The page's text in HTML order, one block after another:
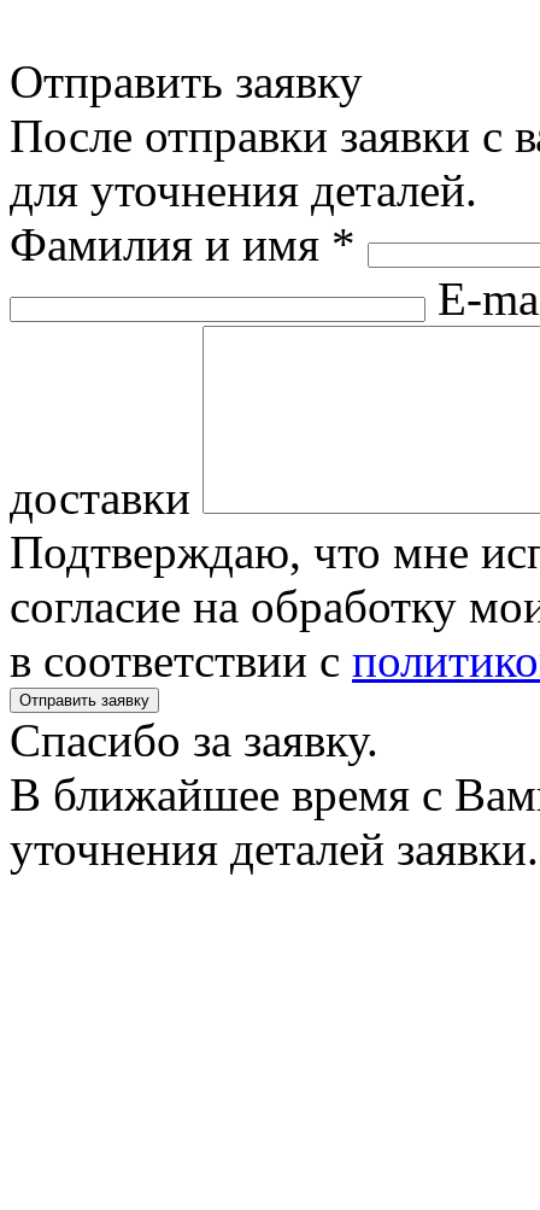
Отправить заявку
После отправки заявки с
для уточнения деталей.
Фамилия и имя *
E-
доставки
Подтверждаю, что мне
согласие на обработку
в соответствии с
Спасибо за заявку.
В ближайшее время с
уточнения деталей заявки.